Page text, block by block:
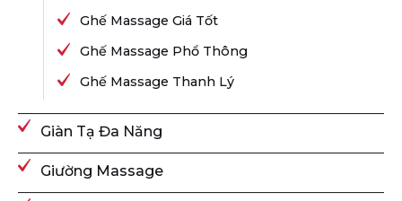
Ghế Massage Giá Tốt
Ghế Massage Phổ Thông
Ghế Massage Thanh Lý
Giàn Tạ Đa Năng
Giường Massage